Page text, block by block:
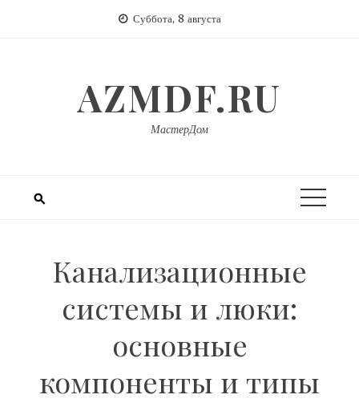
Суббота, 8 августа
AZMDF.RU
МастерДом
Канализационные
системы и люки:
основные
компоненты и типы